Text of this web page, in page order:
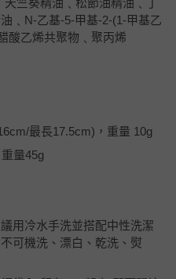
﹑N-乙基-5-甲基-2-(1-甲基乙
酸乙烯共聚物﹑聚丙烯
最長17.5cm)，重量 10g
，重量45g
用冷水手洗並搭配中性洗潔
可機洗、漂白、乾洗、熨